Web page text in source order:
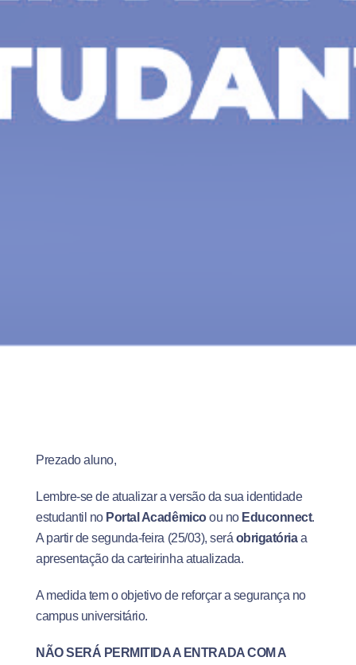
Prezado aluno,
Lembre-se de atualizar a versão da sua identidade
estudantil noPortal Acadêmicoou no Educonnect.
A partir de segunda-feira (25/03), será obrigatóriaa
apresentação da carteirinha atualizada.
A medida tem o objetivo de reforçar a segurança no
campus universitário.
NÃO SERÁ PERMITIDA A ENTRADA COM A